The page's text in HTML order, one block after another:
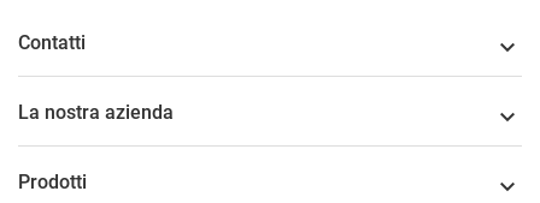
Contatti 
La nostra azienda 
Prodotti 